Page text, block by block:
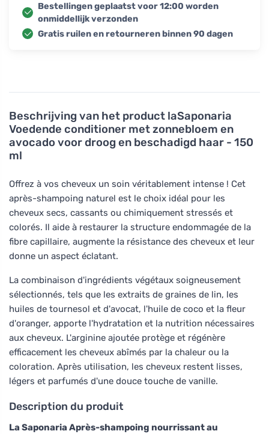
Beschrijving van het product laSaponaria
Voedende conditioner met zonnebloem en
avocado voor droog en beschadigd haar - 150
ml
Offrez à vos cheveux un soin véritablement intense ! Cet
après-shampoing naturel est le choix idéal pour les
cheveux secs, cassants ou chimiquement stressés et
colorés. Il aide à restaurer la structure endommagée de la
fibre capillaire, augmente la résistance des cheveux et leur
donne un aspect éclatant.
La combinaison d'ingrédients végétaux soigneusement
sélectionnés, tels que les extraits de graines de lin, les
huiles de tournesol et d'avocat, l'huile de coco et la fleur
d'oranger, apporte l'hydratation et la nutrition nécessaires
aux cheveux. L'arginine ajoutée protège et régénère
efficacement les cheveux abîmés par la chaleur ou la
coloration. Après utilisation, les cheveux restent lisses,
légers et parfumés d'une douce touche de vanille.
Description du produit
La Saponaria Après-shampoing nourrissant au
Bestellingen geplaatst voor 12:00 worden
onmiddellijk verzonden
Gratis ruilen en retourneren binnen 90 dagen